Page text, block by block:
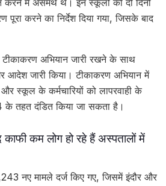
करने में असमर्थ थे। इन स्कूलों को दो दिनों
पूरा करने का निर्देश दिया गया, जिसके बाद
अभियान जारी रखने के साथ
आदेश जारी किया। टीकाकरण अभियान में
स्कूल के कर्मचारियों को लापरवाही के
के तहत दंडित किया जा सकता है।
काफी कम लोग हो रहे हैं अस्पतालों में
नए मामले दर्ज किए गए, जिसमें इंदौर और